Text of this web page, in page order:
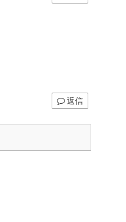
返信